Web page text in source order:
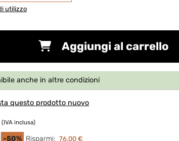
utilizzo
Aggiungi al carrello
anche in altre condizioni
questo prodotto nuovo
(IVA inclusa)
-50% Risparmi: 76,00 €